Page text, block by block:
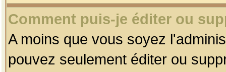
Comment puis-je éditer ou
A moins que vous soyez
pouvez seulement éditer ou